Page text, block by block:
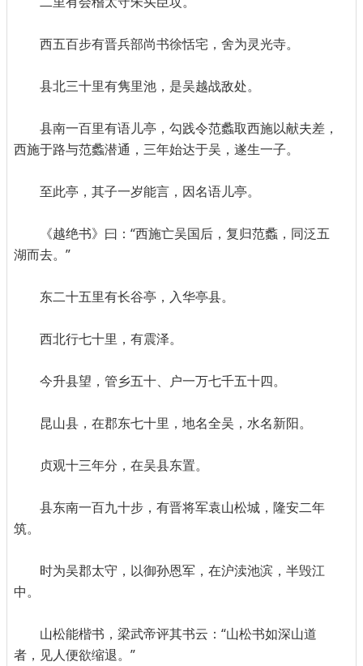
西五百步有晋兵部尚书徐恬宅，舍为灵光寺。
县北三十里有隽里池，是吴越战敌处。
县南一百里有语儿亭，勾践令范蠡取西施以献夫差，
西施于路与范蠡潜通，三年始达于吴，遂生一子。
至此亭，其子一岁能言，因名语儿亭。
《越绝书》曰：“西施亡吴国后，复归范蠡，同泛五
湖而去。”
东二十五里有长谷亭，入华亭县。
西北行七十里，有震泽。
今升县望，管乡五十、户一万七千五十四。
昆山县，在郡东七十里，地名全吴，水名新阳。
贞观十三年分，在吴县东置。
县东南一百九十步，有晋将军袁山松城，隆安二年
筑。
时为吴郡太守，以御孙恩军，在沪渎池滨，半毁江
中。
山松能楷书，梁武帝评其书云：“山松书如深山道
者，见人便欲缩退。”